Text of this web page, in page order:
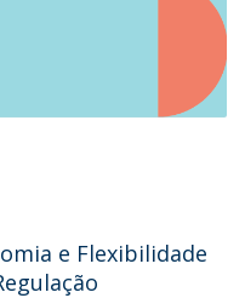
e Flexibilidade